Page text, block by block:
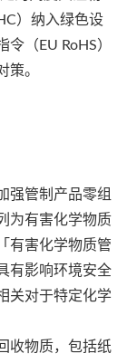
）纳入绿色设
（EU RoHS）
策。
强管制产品零组
为有害化学物质
有害化学物质管
有影响环境安全
关对于特定化学
收物质，包括纸